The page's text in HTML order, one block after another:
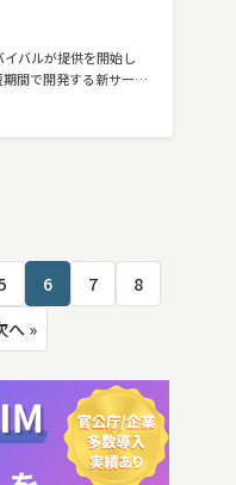
バルが提供を開始し
間で開発する新サービ
6 7
8
へ »